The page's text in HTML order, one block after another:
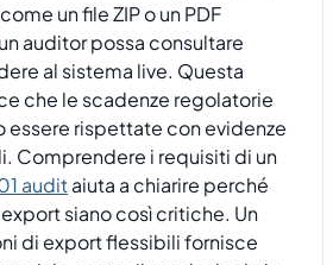
un file ZIP o un PDF
auditor possa consultare
al sistema live. Questa
che le scadenze regolatorie
essere rispettate con evidenze
Comprendere i requisiti di un
auditaiuta a chiarire perché
siano così critiche. Un
di export flessibili fornisce